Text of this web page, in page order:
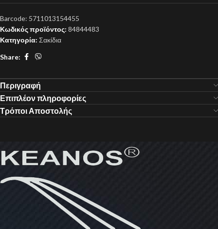
Barcode: 5711013154455
Κωδικός προϊόντος: 84844483
Κατηγορία: Σακίδια
Share:
Περιγραφή
Επιπλέον πληροφορίες
Τρόποι Αποστολής